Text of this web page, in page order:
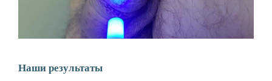
Наши результаты